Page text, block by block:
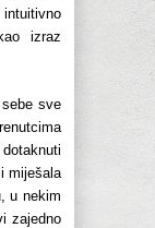
izraz
sve
miješala
u nekim
zajedno